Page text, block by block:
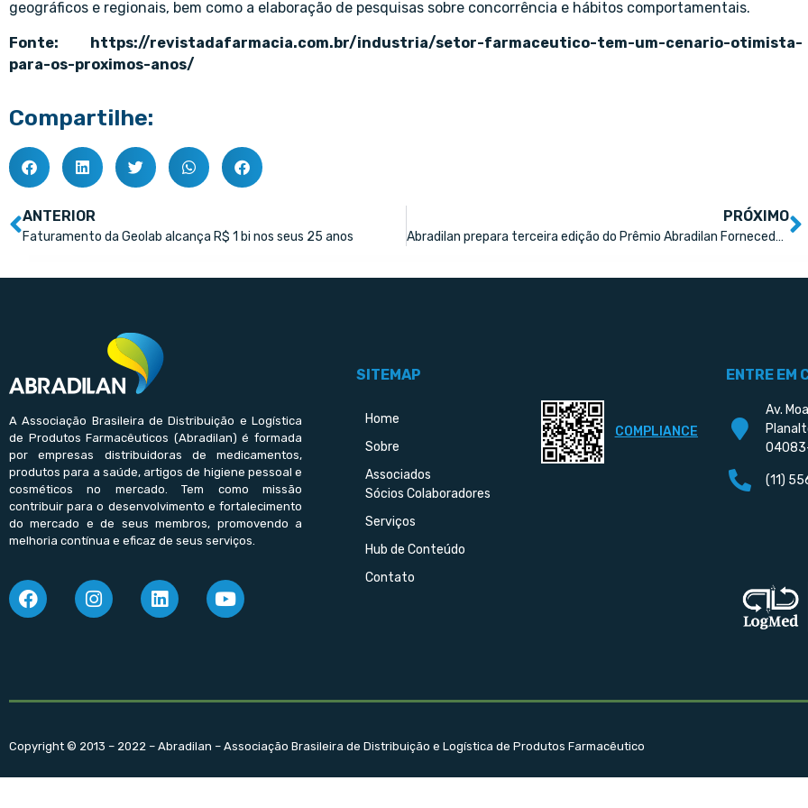
geográficos e regionais, bem como a elaboração de pesquisas sobre concorrência e hábitos comportamentais.
Fonte: https://revistadafarmacia.com.br/industria/setor-farmaceutico-tem-um-cenario-otimista-
para-os-proximos-anos/
Compartilhe:
ANTERIOR
Faturamento da Geolab alcança R$ 1 bi nos seus 25 anos
PRÓXIMO
Abradilan prepara terceira edição do Prêmio Abradilan Fornecedores
A Associação Brasileira de Distribuição e Logística
de Produtos Farmacêuticos (Abradilan) é formada
por empresas distribuidoras de medicamentos,
produtos para a saúde, artigos de higiene pessoal e
cosméticos no mercado. Tem como missão
contribuir para o desenvolvimento e fortalecimento
do mercado e de seus membros, promovendo a
melhoria contínua e eficaz de seus serviços.
SITEMAP
Home
Sobre
Associados
Sócios Colaboradores
Serviços
Hub de Conteúdo
Contato
COMPLIANCE
ENTRE EM
Av.
(11)
Copyright © 2013 – 2022 – Abradilan – Associação Brasileira de Distribuição e Logística de Produtos Farmacêutico